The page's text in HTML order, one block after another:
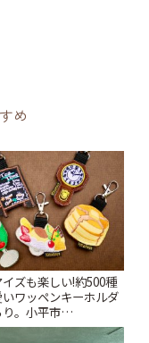
め
ズも楽しい!約500種
ワッペンキーホルダ
。小平市
T&K」 | ことりっ